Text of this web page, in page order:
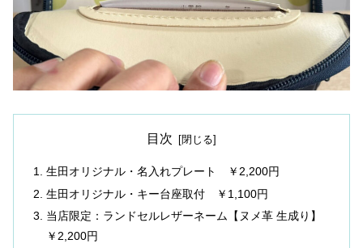
目次
生田オリジナル・名入れプレート ￥2,200円
生田オリジナル・キー台座取付 ￥1,100円
当店限定：ランドセルレザーネーム【ヌメ革 生成り】
￥2,200円